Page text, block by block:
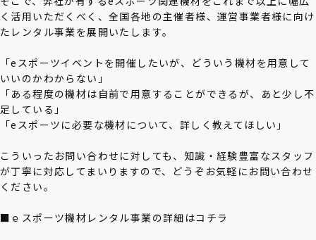
く活用いただくべく、全国各地の主催者様、運営事業者様に向け
たレンタル事業を展開いたします。
「eスポーツイベントを開催したいが、どういう機材を用意して
いいのかわからない」
「ある程度の機材は自前で用意することができるが、あと少し不
足している」
「eスポーツに必要な機材について、詳しく教えてほしい」
こういったお問い合わせに対しても、知識・経験豊富なスタッフ
が丁寧に対応してまいりますので、どうぞお気軽にお問い合わせ
ください。
■ｅスポーツ機材レンタル事業の詳細はコチラ